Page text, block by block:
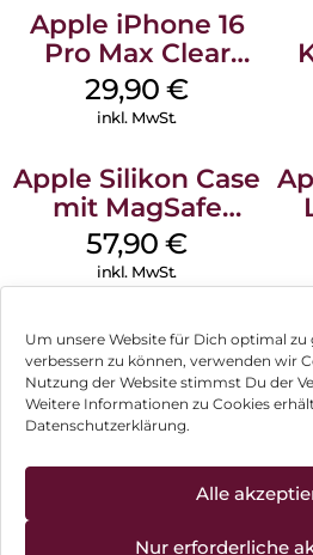
Um unsere Website für Dich optimal
verbessern zu können, verwenden wir
Nutzung der Website stimmst Du der
Weitere Informationen zu Cookies
Datenschutzerklärung.
Alle
Nur erforderliche
Apple iPhone 16
Pro Max Clear
Case MagSafe
Transparent
29,90€
inkl. MwSt.
Apple Silikon Case
mit MagSafe
iPhone 14 Pro
(PRODUCT)RED
57,90€
inkl. MwSt.
Impressum